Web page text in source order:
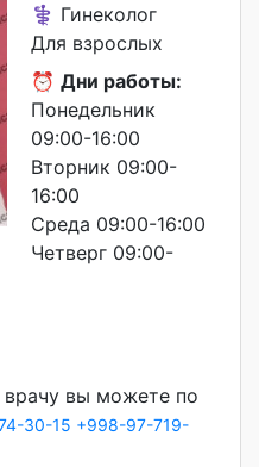
⚕️ Гинеколог
Для взрослых
⏰ Дни работы:
Понедельник
09:00-16:00
Вторник 09:00-
16:00
Среда 09:00-16:00
Четверг 09:00-
врачу вы можете по
30-15 +998-97-719-